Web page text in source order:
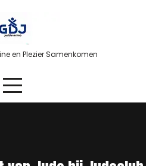
en Plezier Samenkomen